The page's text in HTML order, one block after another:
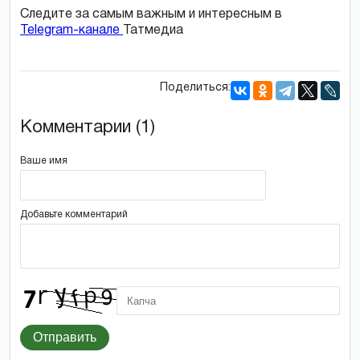
Следите за самым важным и интересным в
Telegram-канале
Татмедиа
Поделиться:
Комментарии (1)
Ваше имя
Добавьте комментарий
Отправить